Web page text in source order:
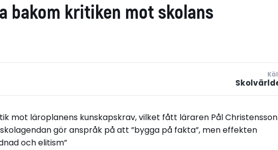
bakom kritiken mot skolans
mot läroplanens kunskapskrav, vilket fått läraren Pål Christensson
gör anspråk på att ”bygga på fakta”, men effekten
och elitism”